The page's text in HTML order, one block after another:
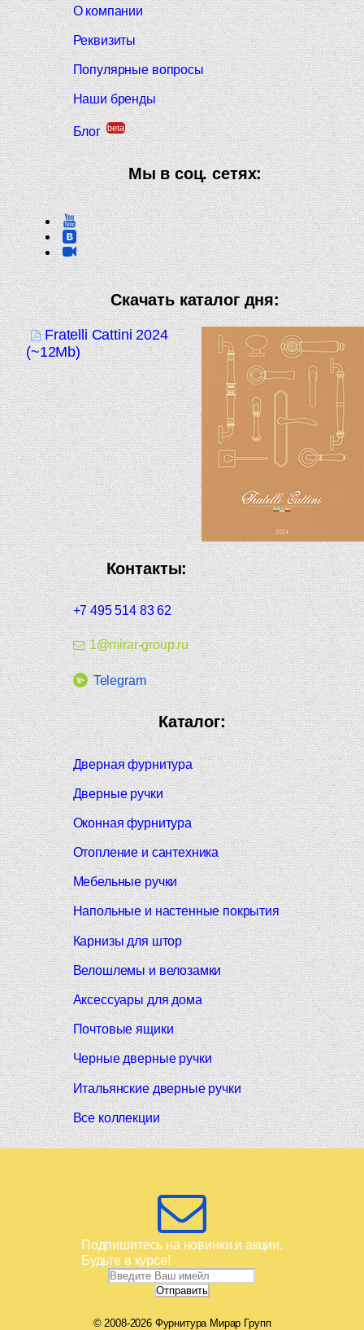
О компании
Реквизиты
Популярные вопросы
Наши бренды
Блог beta
Мы в соц. сетях:
Скачать каталог дня:
Fratelli Cattini 2024
(~12Mb)
Контакты:
+7 495 514 83 62
1@mirar-group.ru
Telegram
Каталог:
Дверная фурнитура
Дверные ручки
Оконная фурнитура
Отопление и сантехника
Мебельные ручки
Напольные и настенные покрытия
Карнизы для штор
Велошлемы и велозамки
Аксессуары для дома
Почтовые ящики
Черные дверные ручки
Итальянские дверные ручки
Все коллекции
Подпишитесь на новинки и акции.
Будьте в курсе!
© 2008-2026 Фурнитура Мирар Групп